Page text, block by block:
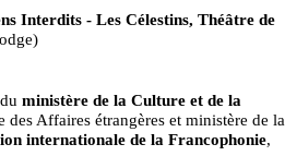
Interdits - Les Célestins, Théâtre de
ministère de la Culture et de la
des Affaires étrangères et ministère de la
internationale de la Francophonie,